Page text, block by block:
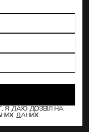
Я ДАЮ ДОЗВІЛ НА
ДАНИХ